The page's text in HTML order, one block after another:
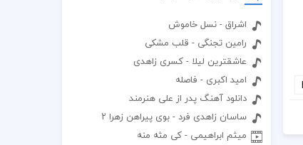
اشراق - نسل خاموش
رامین تجنگی - قلب مشکی
عاشقترین لیلا - کسری زاهدی
امید اکبری - فاصله
دانلود آهنگ پدر از علی هنرمند
ساسان زاهدی فرد - بوی پیراهن زهرا ۲
میثم ابراهیمی - کی مثه منه